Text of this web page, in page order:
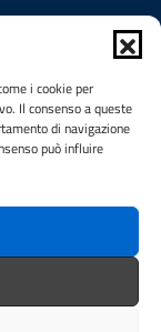
i cookie per
Il consenso a queste
di navigazione
può influire